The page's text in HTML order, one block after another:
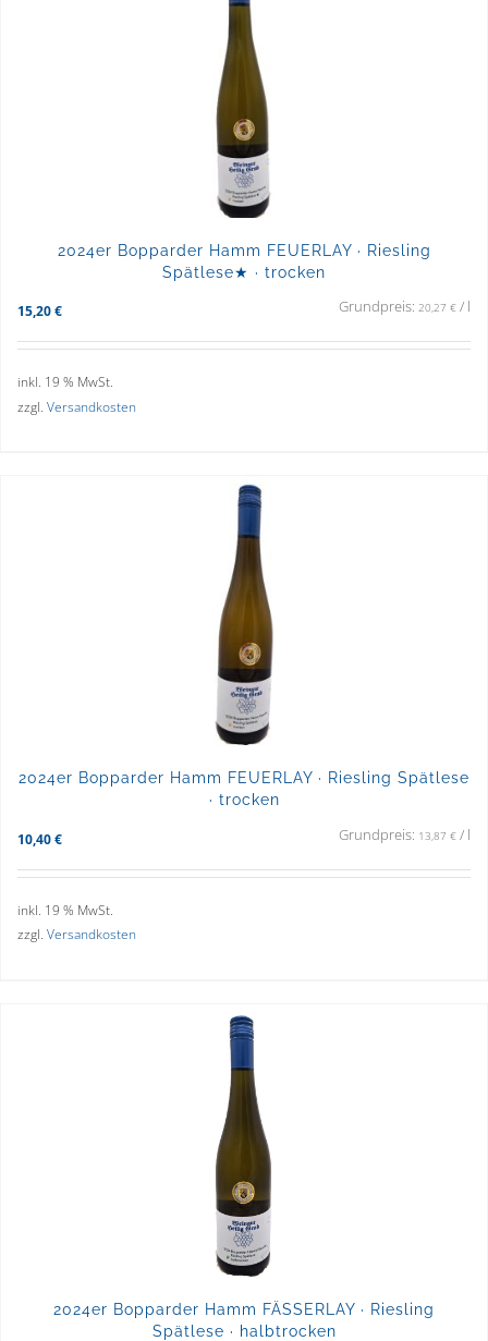
2024er Bopparder Hamm FEUERLAY · Riesling
Spätlese★ · trocken
15,20 € Grundpreis: 20,27 € / l
inkl. 19 % MwSt.
zzgl. Versandkosten
2024er Bopparder Hamm FEUERLAY · Riesling Spätlese
· trocken
10,40 € Grundpreis: 13,87 € / l
inkl. 19 % MwSt.
zzgl. Versandkosten
2024er Bopparder Hamm FÄSSERLAY · Riesling
Spätlese · halbtrocken